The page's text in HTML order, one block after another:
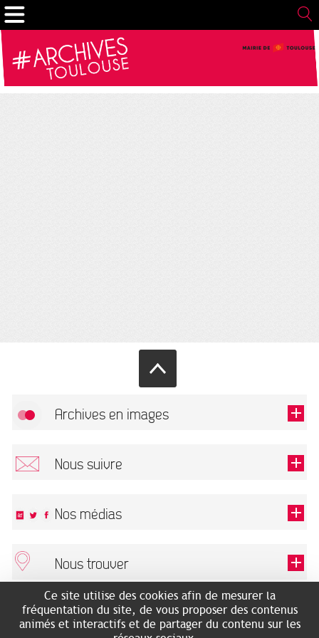
Archives en images
Nous suivre
Ce champ est exigé.
Nos médias
Nous trouver
ARCHIVES MUNICIPALES
2 rue des Archives
RECHERCHES GÉNÉALOGIQUES
NOUS CONNAÎTRE
Gestion de vos préférences sur les cookies
Ce site utilise des cookies afin de mesurer la
fréquentation du site, de vous proposer des contenus
animés et interactifs et de partager du contenu sur les